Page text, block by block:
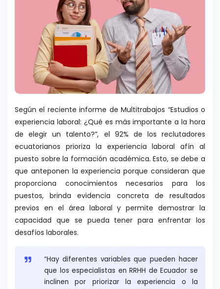
Según el reciente informe de Multitrabajos “Estudios o
experiencia laboral: ¿Qué es más importante a la hora
de elegir un talento?”, el 92% de los reclutadores
ecuatorianos prioriza la experiencia laboral afín al
puesto sobre la formación académica. Esto, se debe a
que anteponen la experiencia porque consideran que
proporciona conocimientos necesarios para los
puestos, brinda evidencia concreta de resultados
previos en el área laboral y permite demostrar la
capacidad que se pueda tener para enfrentar los
desafíos laborales.
“Hay diferentes variables que pueden hacer
que los especialistas en RRHH de Ecuador se
inclinen por priorizar la experiencia o la